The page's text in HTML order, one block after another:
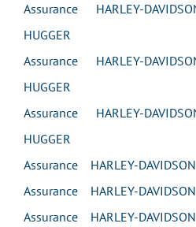
Assurance HARLEY-
HUGGER
Assurance HARLEY-
HUGGER
Assurance HARLEY-
HUGGER
Assurance HARLEY-
Assurance HARLEY-
Assurance HARLEY-